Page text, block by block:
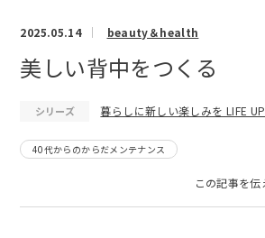
2025.05.14 beauty＆health
美しい背中をつくる
シリーズ 暮らしに新しい楽しみを LIFE UP
40代からのからだメンテナンス